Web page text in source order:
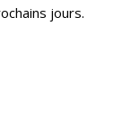
jours.